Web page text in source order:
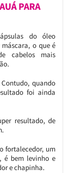
PARA
do óleo
o que é
cabelos mais
quando
foi ainda
resultado, de
fortalecedor, um
é bem levinho e
e chapinha.